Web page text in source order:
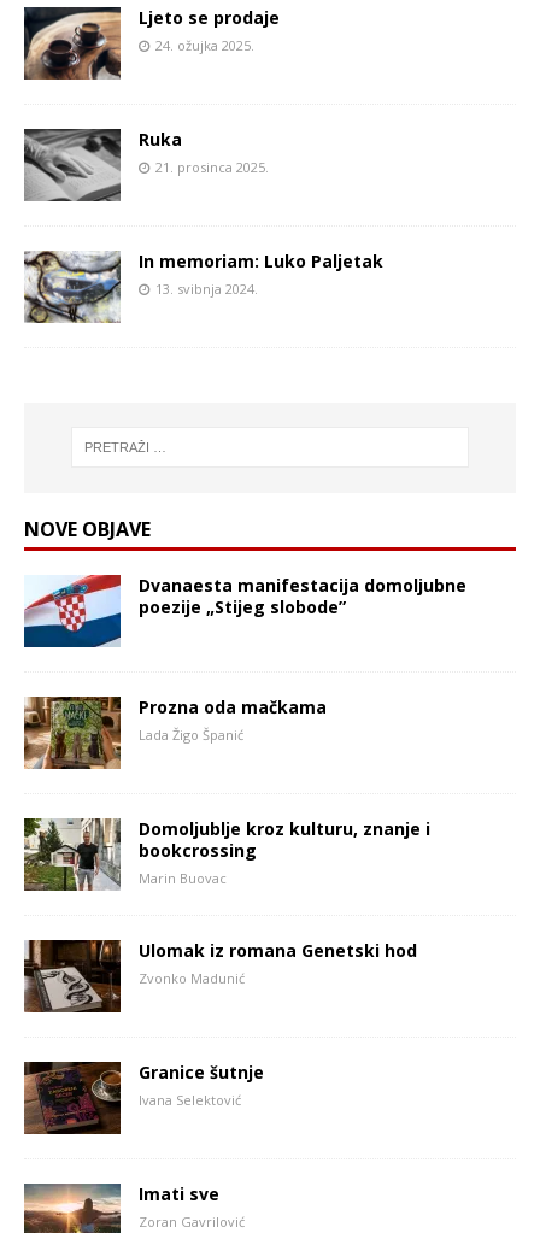
Ljeto se prodaje
24. ožujka 2025.
Ruka
21. prosinca 2025.
In memoriam: Luko Paljetak
13. svibnja 2024.
NOVE OBJAVE
Dvanaesta manifestacija domoljubne
poezije „Stijeg slobode”
Prozna oda mačkama
Lada Žigo Španić
Domoljublje kroz kulturu, znanje i
bookcrossing
Marin Buovac
Ulomak iz romana Genetski hod
Zvonko Madunić
Granice šutnje
Ivana Selektović
Imati sve
Zoran Gavrilović